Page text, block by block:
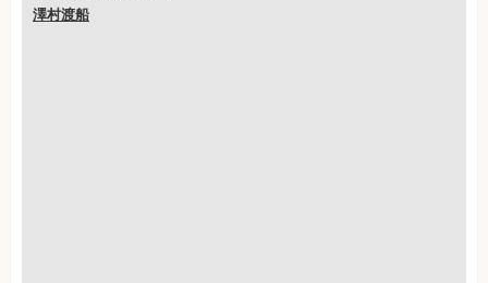
澤村渡船